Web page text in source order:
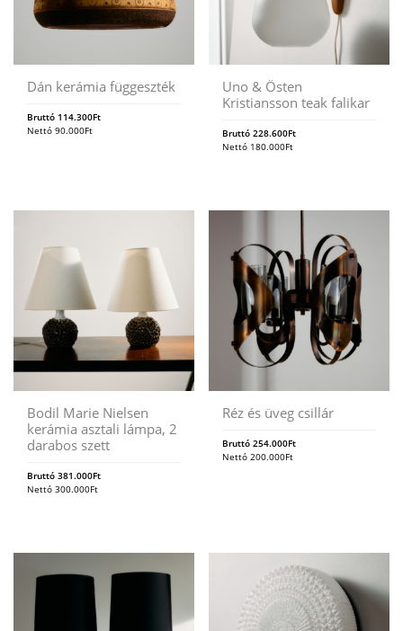
Dán kerámia függeszték
Bruttó 114.300Ft
Nettó 90.000Ft
Uno & Östen
Kristiansson teak falikar
Bruttó228.600Ft
Nettó 180.000Ft
Bodil Marie Nielsen
kerámia asztali lámpa, 2
darabos szett
Bruttó 381.000Ft
Nettó 300.000Ft
Réz és üveg csillár
Bruttó254.000Ft
Nettó200.000Ft